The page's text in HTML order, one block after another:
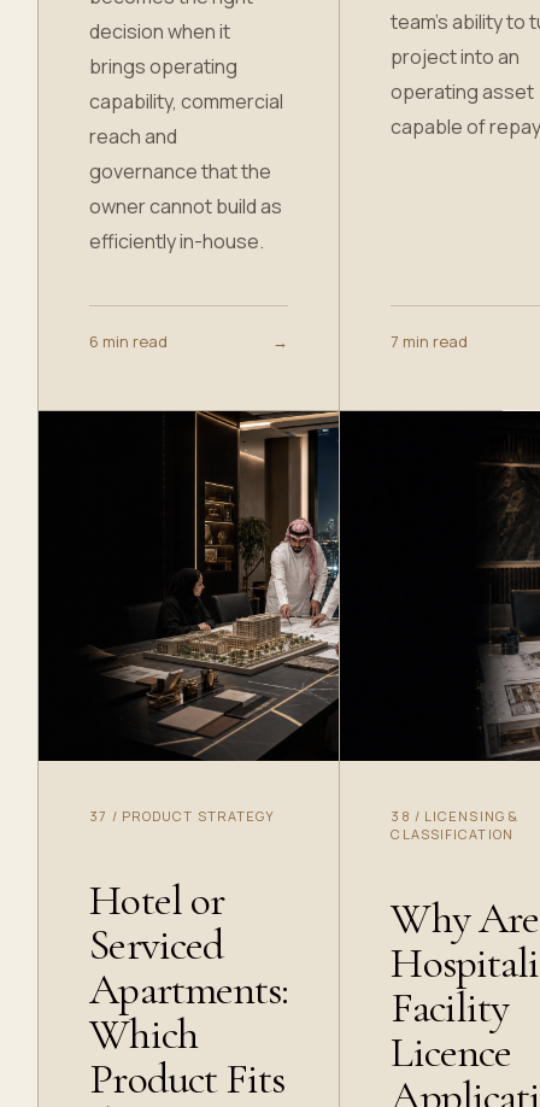
decision when it
brings operating
capability, commercial
reach and
governance that the
owner cannot build as
efficiently in-house.
6 min read →
team’s ability to
project into an
operating asset
capable of
7 min read
37 / PRODUCT STRATEGY
Hotel or
Serviced
Apartments:
Which
Product Fits
38 / LICENSING &
CLASSIFICATION
Why Are
Facility
Licence